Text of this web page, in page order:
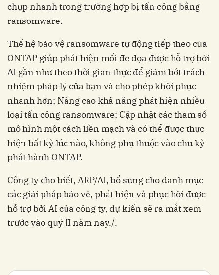
chụp nhanh trong trường hợp bị tấn công bằng
ransomware.
Thế hệ bảo vệ ransomware tự động tiếp theo của
ONTAP giúp phát hiện mối đe dọa được hỗ trợ bởi
AI gần như theo thời gian thực để giảm bớt trách
nhiệm pháp lý của bạn và cho phép khôi phục
nhanh hơn; Nâng cao khả năng phát hiện nhiều
loại tấn công ransomware; Cập nhật các tham số
mô hình một cách liền mạch và có thể được thực
hiện bất kỳ lúc nào, không phụ thuộc vào chu kỳ
phát hành ONTAP.
Công ty cho biết, ARP/AI, bổ sung cho danh mục
các giải pháp bảo vệ, phát hiện và phục hồi được
hỗ trợ bởi AI của công ty, dự kiến sẽ ra mắt xem
trước vào quý II năm nay./.